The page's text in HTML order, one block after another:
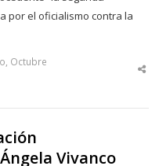
por el oficialismo contra la
Octubre
Vivanco